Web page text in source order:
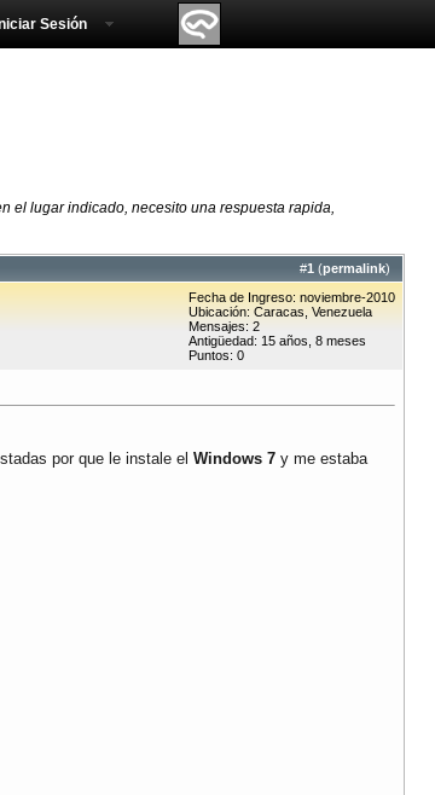
Sesión
el lugar indicado, necesito una respuesta rapida,
#1 (permalink)
Fecha de Ingreso: noviembre-2010
Ubicación: Caracas, Venezuela
Mensajes: 2
Antigüedad: 15 años, 8 meses
Puntos: 0
por que le instale el Windows 7 y me estaba